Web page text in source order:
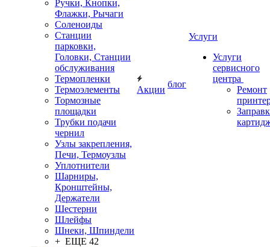
Ручки, Кнопки,
Флажки, Рычаги
Соленоиды
Станции
парковки,
Головки, Станции
обслуживания
Термопленки
Термоэлементы
Тормозные
площадки
Трубки подачи
чернил
Узлы закрепления,
Печи, Термоузлы
Уплотнители
Шарниры,
Кронштейны,
Держатели
Шестерни
Шлейфы
Шнеки, Шпиндели
+ ЕЩЕ 42
Акции
блог
Услуги
Услуги
сервисного
центра
Ремонт